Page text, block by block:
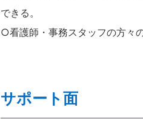
できる。
○看護師・事務スタッフの方々
サポート面